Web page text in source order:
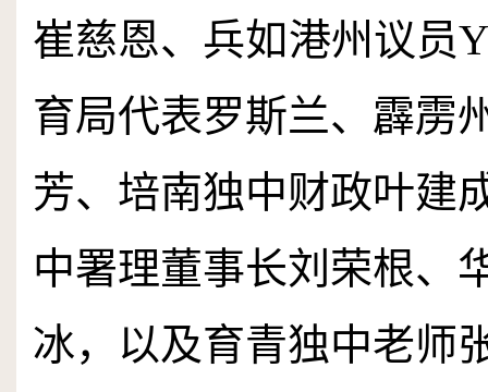
崔慈恩、兵如港州议员
育局代表罗斯兰、霹雳
芳、培南独中财政叶建
中署理董事长刘荣根、
冰，以及育青独中老师